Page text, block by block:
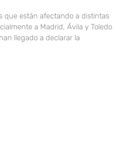
que están afectando a distintas
a Madrid, Ávila y Toledo
llegado a declarar la